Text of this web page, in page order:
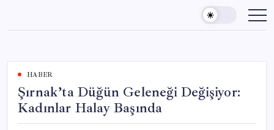
content
HABER
Şırnak’ta Düğün Geleneği Değişiyor:
Kadınlar Halay Başında